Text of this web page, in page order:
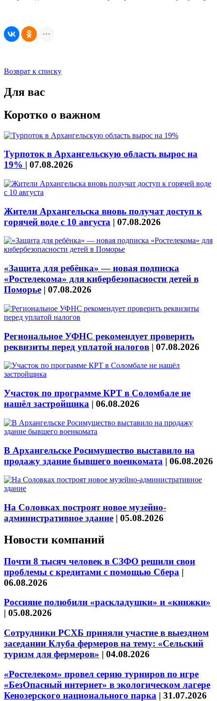
Возврат к списку
Для вас
Коротко о важном
Турпоток в Архангельскую область вырос на
19% | 07.08.2026
Жители Архангельска вновь получат доступ к
горячей воде с 10 августа | 07.08.2026
«Защита для ребёнка» — новая подписка
«Ростелекома» для кибербезопасности детей в
Поморье | 07.08.2026
Региональное УФНС рекомендует проверить
реквизиты перед уплатой налогов | 07.08.2026
Участок по программе КРТ в Соломбале не
нашёл застройщика | 06.08.2026
В Архангельске Росимущество выставило на
продажу здание бывшего военкомата | 06.08.2026
На Соловках построят новое музейно-
административное здание | 05.08.2026
Новости компаний
Почти 8 тысяч человек в СЗФО решили свои
проблемы с кредитами с помощью Сбера |
06.08.2026
Россияне полюбили «раскладушки» и «книжки»
| 05.08.2026
Сотрудники РСХБ приняли участие в выездном
заседании Клуба фермеров на тему: «Сельский
туризм для фермеров» | 04.08.2026
«Ростелеком» провел серию турниров по игре
«БезОпасный интернет» в экологическом лагере
Кенозерского национального парка | 31.07.2026